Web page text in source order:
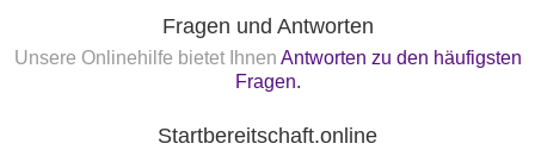
Fragen und Antworten
Unsere Onlinehilfe bietet Ihnen Antworten zu den häufigsten
Fragen.
Startbereitschaft.online